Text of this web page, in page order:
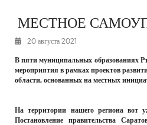
К СВЕДЕНИЮ
РЕКЛАМОДАТЕЛЯМ
КОНТАКТЫ
МЕСТНОЕ
20 августа 2021
В пяти муниципальных образованиях
мероприятия в рамках проектов
области, основанных на местных
На территории нашего региона вот
Постановление правительства